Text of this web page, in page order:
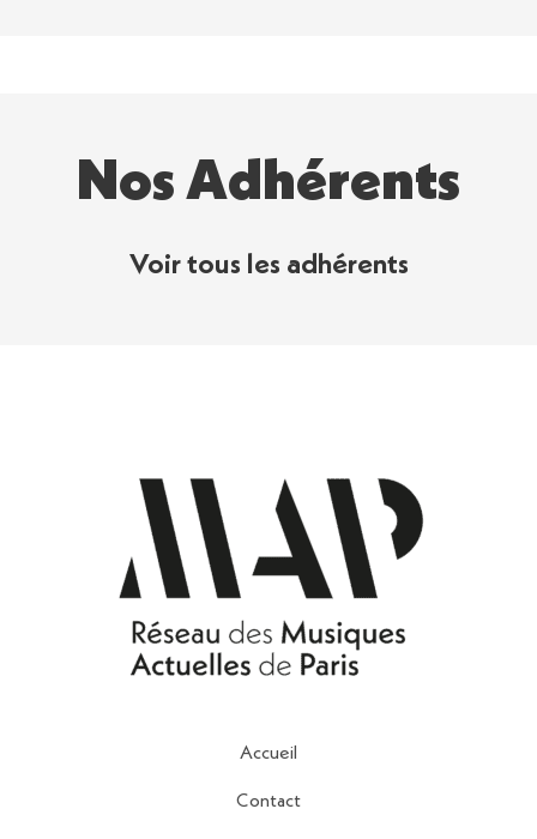
Nos Adhérents
Voir tous les adhérents
Accueil
Contact